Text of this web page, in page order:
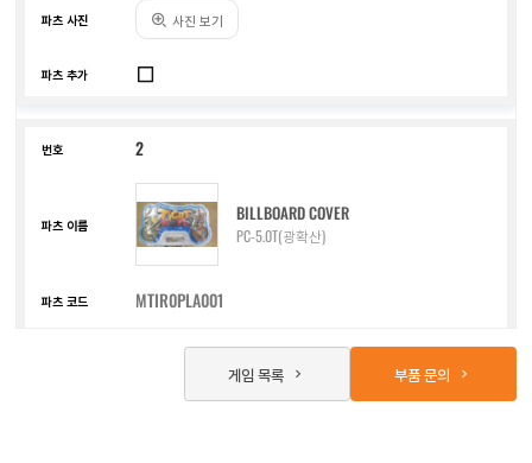
사진 보기
2
BILLBOARD COVER
PC-5.0T(광확산)
MTIR0PLA001
사진 보기
게임 목록 부품 문의